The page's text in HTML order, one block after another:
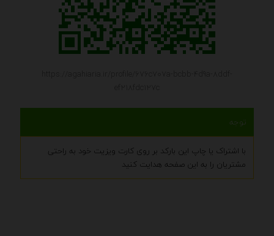
توجه
با اشتراک یا چاپ این بارکد بر روی کارت ویزیت خود به راحتی
مشتریان را به این صفحه هدایت کنید